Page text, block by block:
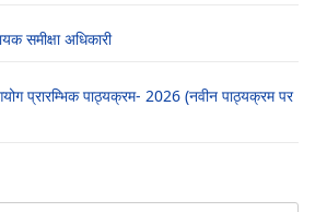
समीक्षा अधिकारी
प्रारम्भिक पाठ्यक्रम- 2026 (नवीन पाठ्यक्रम पर